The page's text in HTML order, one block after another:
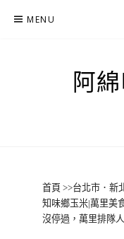
MENU
阿
首頁 >>台北市．新
知味鄉玉米|萬里美
沒停過，萬里排隊